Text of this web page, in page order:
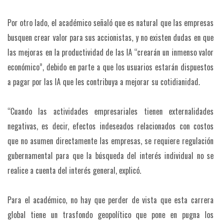
Por otro lado, el académico señaló que es natural que las empresas
busquen crear valor para sus accionistas, y no existen dudas en que
las mejoras en la productividad de las IA “crearán un inmenso valor
económico”, debido en parte a que los usuarios estarán dispuestos
a pagar por las IA que les contribuya a mejorar su cotidianidad.
“Cuando las actividades empresariales tienen externalidades
negativas, es decir, efectos indeseados relacionados con costos
que no asumen directamente las empresas, se requiere regulación
gubernamental para que la búsqueda del interés individual no se
realice a cuenta del interés general, explicó.
Para el académico, no hay que perder de vista que esta carrera
global tiene un trasfondo geopolítico que pone en pugna los